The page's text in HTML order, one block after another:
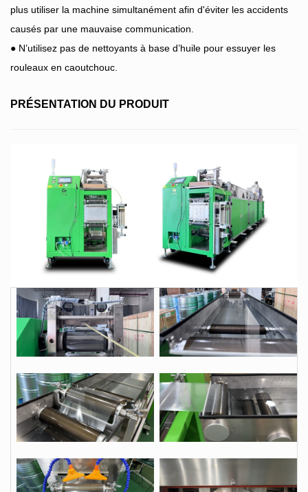
plus utiliser la machine simultanément afin d'éviter les accidents
causés par une mauvaise communication.
● N’utilisez pas de nettoyants à base d’huile pour essuyer les
rouleaux en caoutchouc.
PRÉSENTATION DU PRODUIT